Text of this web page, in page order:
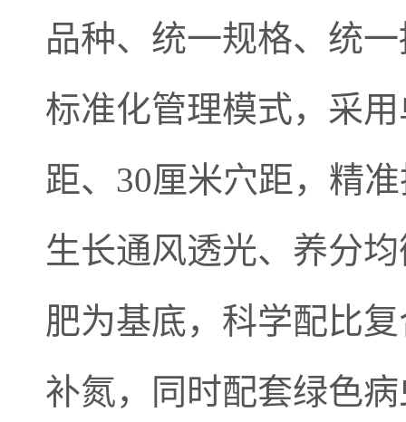
品种、统一规格、统
标准化管理模式，采
距、30厘米穴距，精
生长通风透光、养分
肥为基底，科学配比
补氮，同时配套绿色